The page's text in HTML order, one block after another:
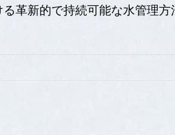
革新的で持続可能な水管理